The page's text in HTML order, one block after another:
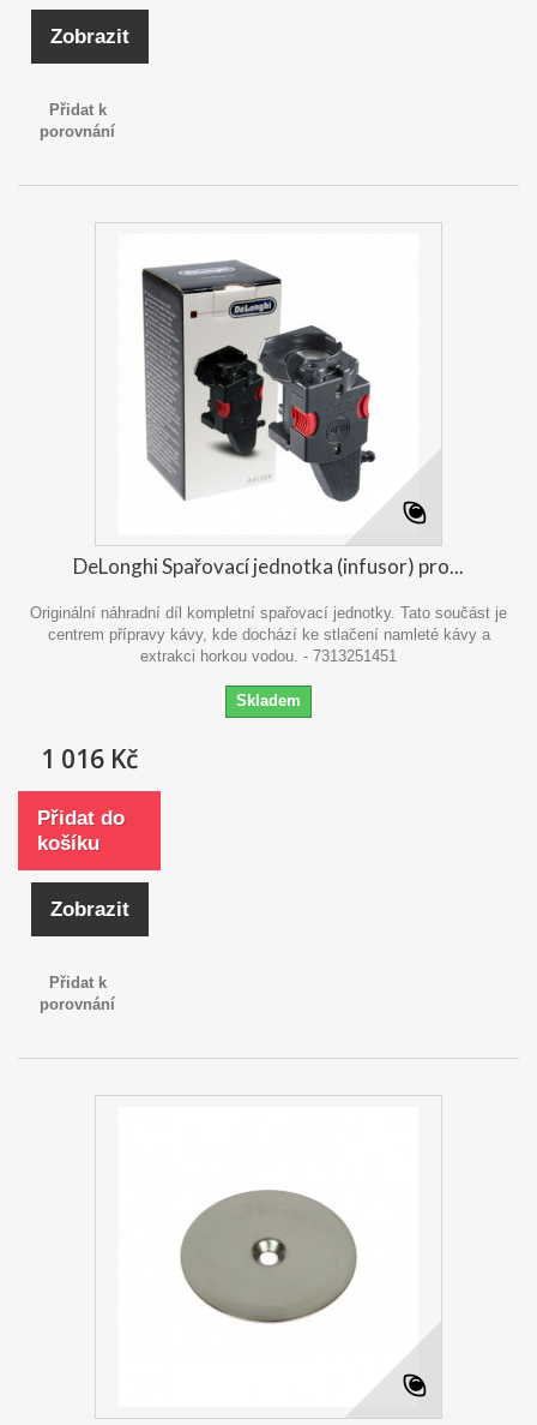
Zobrazit
Přidat k
porovnání
DeLonghi Spařovací jednotka (infusor) pro...
Originální náhradní díl kompletní spařovací jednotky. Tato součást je
centrem přípravy kávy, kde dochází ke stlačení namleté kávy a
extrakci horkou vodou. - 7313251451
Skladem
1 016 Kč
Přidat do
košíku
Zobrazit
Přidat k
porovnání